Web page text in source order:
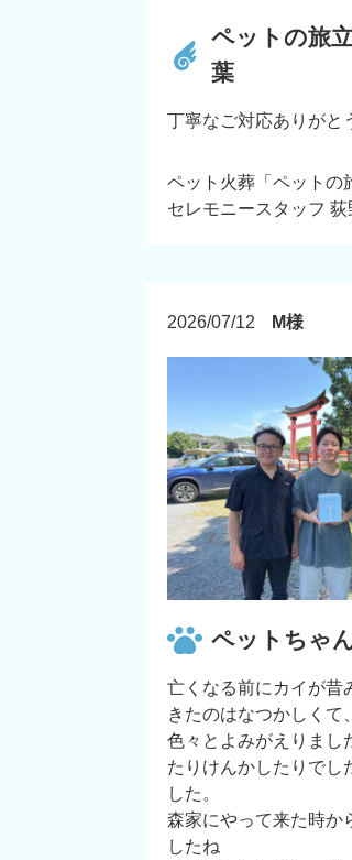
ペットの旅
葉
丁寧なご対応ありがと
ペット火葬「ペットの
セレモニースタッフ 荻
2026/07/12 M様
ペットちゃ
亡くなる前にカイが昔
きたのはなつかしくて、
色々とよみがえりまし
たりけんかしたりでし
した。
森家にやって来た時か
したね